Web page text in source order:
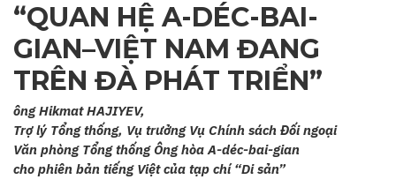
“QUAN HỆ A-DÉC-BAI-
GIAN–VIỆT NAM ĐANG
TRÊN ĐÀ PHÁT TRIỂN”
ông Hikmat HAJIYEV,
Trợ lý Tổng thống, Vụ trưởng Vụ Chính sách Đối ngoại
Văn phòng Tổng thống Ông hòa A-déc-bai-gian
cho phiên bản tiếng Việt của tạp chí “Di sản”